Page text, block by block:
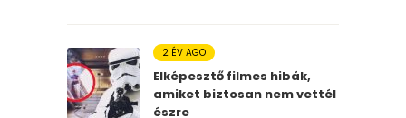
2 ÉV AGO
Elképesztő filmes hibák,
amiket biztosan nem vettél
észre